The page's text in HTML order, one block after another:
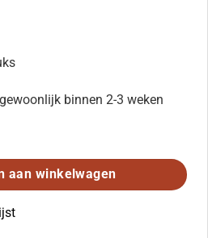
binnen 2-3 weken
aan winkelwagen